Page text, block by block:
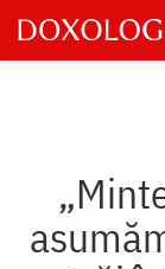
Skip
to
main